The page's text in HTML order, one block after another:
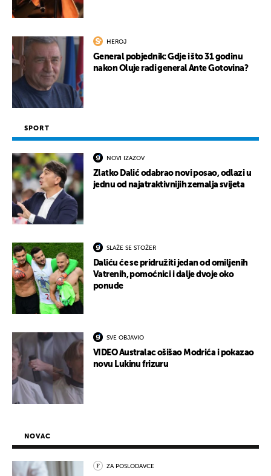
HEROJ
General pobjednik: Gdje i što 31 godinu
nakon Oluje radi general Ante Gotovina?
SPORT
NOVI IZAZOV
Zlatko Dalić odabrao novi posao, odlazi u
jednu od najatraktivnijih zemalja svijeta
SLAŽE SE STOŽER
Daliću će se pridružiti jedan od omiljenih
Vatrenih, pomoćnici i dalje dvoje oko
ponude
SVE OBJAVIO
VIDEO Australac ošišao Modrića i pokazao
novu Lukinu frizuru
NOVAC
ZA POSLODAVCE